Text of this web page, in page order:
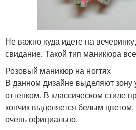
Не важно куда идете на
свидание. Такой тип маникюра
Розовый маникюр на ногтях
В данном дизайне выделяют зону
оттенком. В классическом стиле
кончик выделяется белым
очень официально.